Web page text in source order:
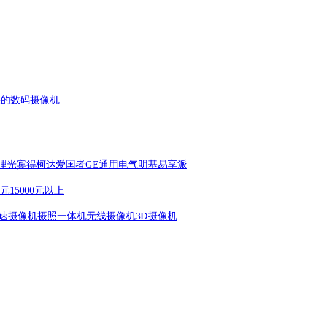
的数码摄像机
光宾得柯达爱国者GE通用电气明基易享派
15000元以上
摄像机摄照一体机无线摄像机3D摄像机